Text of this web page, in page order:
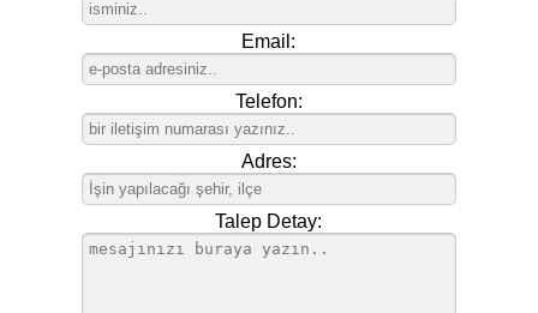
Email:
Telefon:
Adres:
Talep Detay: